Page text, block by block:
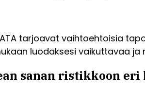
tarjoavat vaihtoehtoisia
luodaksesi vaikuttavaa ja
sanan ristikkoon